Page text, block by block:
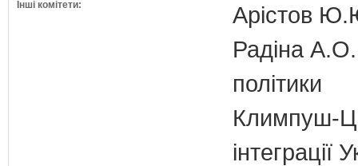
Інші комітети:
Арістов
Радіна А.О.
політики
Климпуш-